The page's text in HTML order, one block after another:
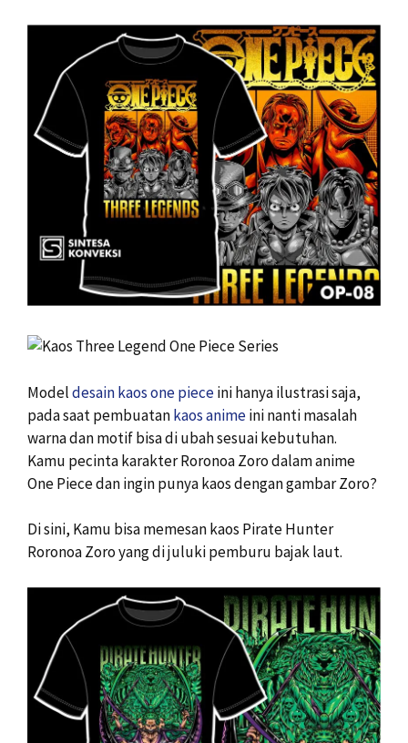
Modeldesain kaos one pieceini hanya ilustrasi saja,
pada saat pembuatankaos animeini nanti masalah
warna dan motif bisa di ubah sesuai kebutuhan.
Kamu pecinta karakter Roronoa Zoro dalam anime
One Piece dan ingin punya kaos dengan gambar Zoro?
Di sini, Kamu bisa memesan kaos Pirate Hunter
Roronoa Zoro yang di juluki pemburu bajak laut.